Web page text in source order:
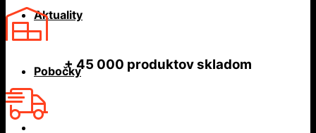
Aktuality
Pobočky+ 45 000 produktov skladom